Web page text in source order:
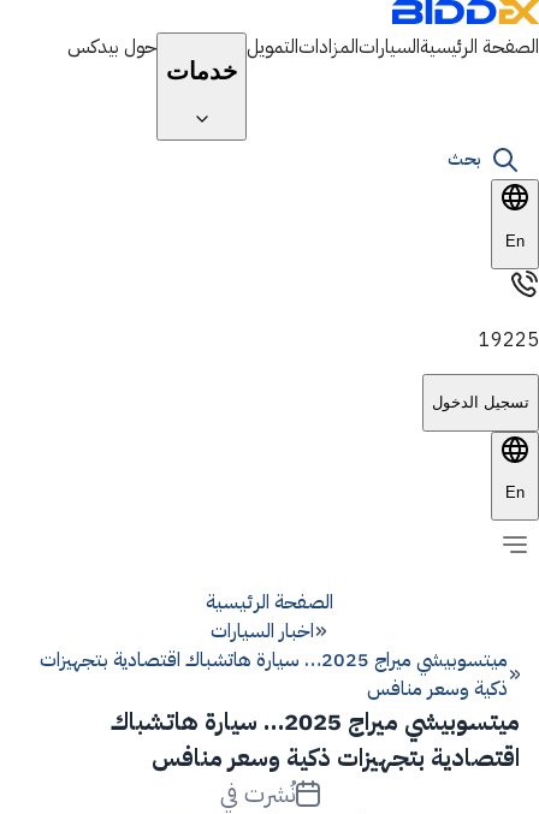
الصفحة الرئيسيةالسياراتالمزاداتالتمويل
خدمات
حول بيدكس
بحث
En
19225
تسجيل الدخول
En
الصفحة الرئيسية
اخبار السيارات
ميتسوبيشي ميراج 2025… سيارة هاتشباك اقتصادية بتجهيزات
ذكية وسعر منافس
ميتسوبيشي ميراج 2025… سيارة هاتشباك
اقتصادية بتجهيزات ذكية وسعر منافس
نُشرت في